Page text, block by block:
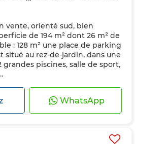
vente, orienté sud, bien
de 194 m² dont 26 m² de
: 128 m² une place de parking
situé au rez-de-jardin, dans une
grandes piscines, salle de sport,
WhatsApp